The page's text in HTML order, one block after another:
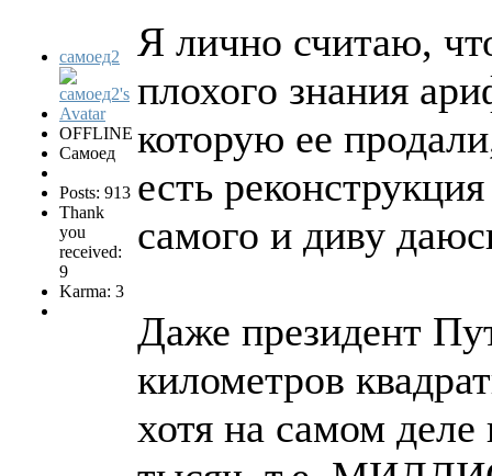
самоед2
OFFLINE
Самоед
Posts: 913
Thank
you
received:
9
Karma: 3
Я лично считаю,
плохого знания
которую ее
есть
самого и диву
Даже президент
километров
хотя на самом